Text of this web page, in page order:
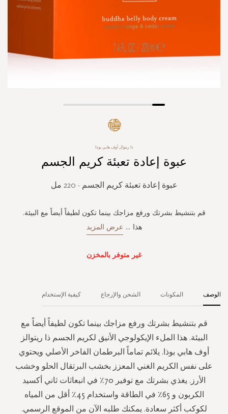
ذا ريتوال أوف هابي بوذا
عبوة إعادة تعبئة كريم الجسم
عبوة إعادة تعبئة كريم الجسم - 220 مل
قم بتنشيط بشرتك ورفع مزاجك بينما تكون لطيفاً أيضاً مع البيئة.
هذا ... عرض المزيد
غير متوفر بالمخزن
الوصف
قم بتنشيط بشرتك ورفع مزاجك بينما تكون لطيفاً أيضاً مع
البيئة. هذا الملء الإيكولوجي الأنيق لكريم الجسم ذا ريتوالز
أوف هابي بوذا. يلائم تماماً البرطمان الفاخر الأصلي ويحتوي
على نفس الكريم الغني المعزز بخشب البرتقال الحلو وخشب
الأرز. يغذي بشرتك مع توفير 70٪ في انبعاثات ثاني أكسيد
الكربون و 65٪ في الطاقة واستخدام 45٪ أقل من المياه
لكوكب أكثر سعادة. يمكنك طلبه الآن من الموقع الرسمي.
المكونات الشحن والإرجاع كيفية الإستخدام